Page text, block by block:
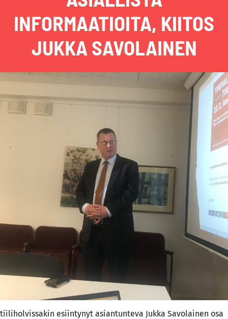
INFORMAATIOITA, KIITOS
JUKKA SAVOLAINEN
tiiliholvissakin esiintynyt asiantunteva Jukka Savolainen osa